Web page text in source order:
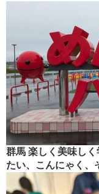
群馬 楽しく美味し
たい、こんにゃく、